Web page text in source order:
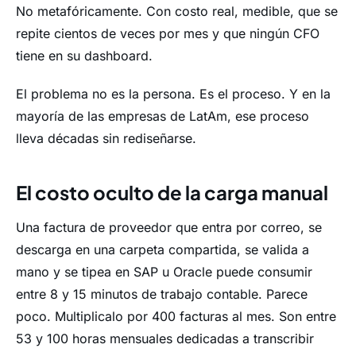
No metafóricamente. Con costo real, medible, que se
repite cientos de veces por mes y que ningún CFO
tiene en su dashboard.
El problema no es la persona. Es el proceso. Y en la
mayoría de las empresas de LatAm, ese proceso
lleva décadas sin rediseñarse.
El costo oculto de la carga manual
Una factura de proveedor que entra por correo, se
descarga en una carpeta compartida, se valida a
mano y se tipea en SAP u Oracle puede consumir
entre 8 y 15 minutos de trabajo contable. Parece
poco. Multiplicalo por 400 facturas al mes. Son entre
53 y 100 horas mensuales dedicadas a transcribir